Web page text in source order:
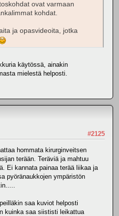
ovat varmaan
kohdat.
ja opasvideoita, jotka
käytössä, ainakin
mielestä helposti.
#2125
hommata kirurginveitsen
terään. Teräviä ja mahtuu
Ei kannata painaa terää liikaa ja
pyöränaukkojen ympäristön
saa kuviot helposti
kuinka saa siististi leikattua